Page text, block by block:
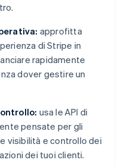
approfitta
di Stripe in
rapidamente
dover gestire un
usa le API di
pensate per gli
visibilità e controllo dei
dei tuoi clienti.